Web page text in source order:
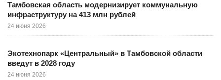
Тамбовская область модернизирует коммунальную
инфраструктуру на 413 млн рублей
24 июня 2026
Экотехнопарк «Центральный» в Тамбовской области
введут в 2028 году
24 июня 2026